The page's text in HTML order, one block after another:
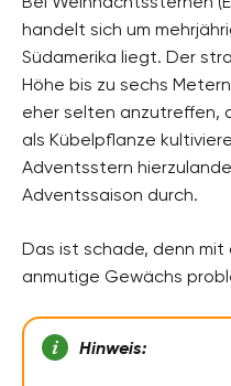
pH-Wert
schwach sauer
k.A.
Humus
Ja
Pflanzenarten
handelt sich um
Südamerika liegt. Der
Höhe bis zu sechs
eher selten anzutreffen,
als Kübelpflanze
Adventsstern
Adventssaison durch.
Das ist schade, denn
anmutige Gewächs
Hinweis: